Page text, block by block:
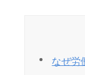
なぜ労